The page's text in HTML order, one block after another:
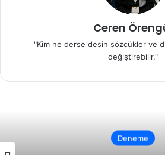
Ceren
"Kim ne derse desin sözcükler ve
değiştirebilir."